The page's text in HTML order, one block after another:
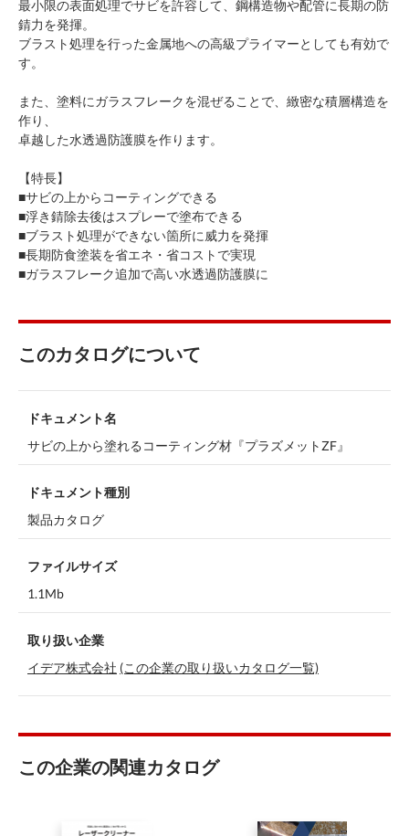
最小限の表面処理でサビを許容して、鋼構造物や配管に長期の防
錆力を発揮。
ブラスト処理を行った金属地への高級プライマーとしても有効で
す。
また、塗料にガラスフレークを混ぜることで、緻密な積層構造を
作り、
卓越した水透過防護膜を作ります。
【特長】
■サビの上からコーティングできる
■浮き錆除去後はスプレーで塗布できる
■ブラスト処理ができない箇所に威力を発揮
■長期防食塗装を省エネ・省コストで実現
■ガラスフレーク追加で高い水透過防護膜に
このカタログについて
ドキュメント名
サビの上から塗れるコーティング材『プラズメットZF』
ドキュメント種別
製品カタログ
ファイルサイズ
1.1Mb
取り扱い企業
イデア株式会社 (この企業の取り扱いカタログ一覧)
この企業の関連カタログ